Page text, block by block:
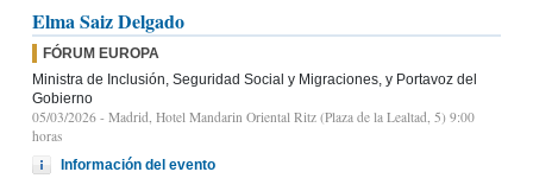
Elma Saiz Delgado
FÓRUM EUROPA
Ministra de Inclusión, Seguridad Social y Migraciones, y Portavoz del
Gobierno
05/03/2026 - Madrid, Hotel Mandarin Oriental Ritz (Plaza de la Lealtad, 5) 9:00
horas
Información del evento